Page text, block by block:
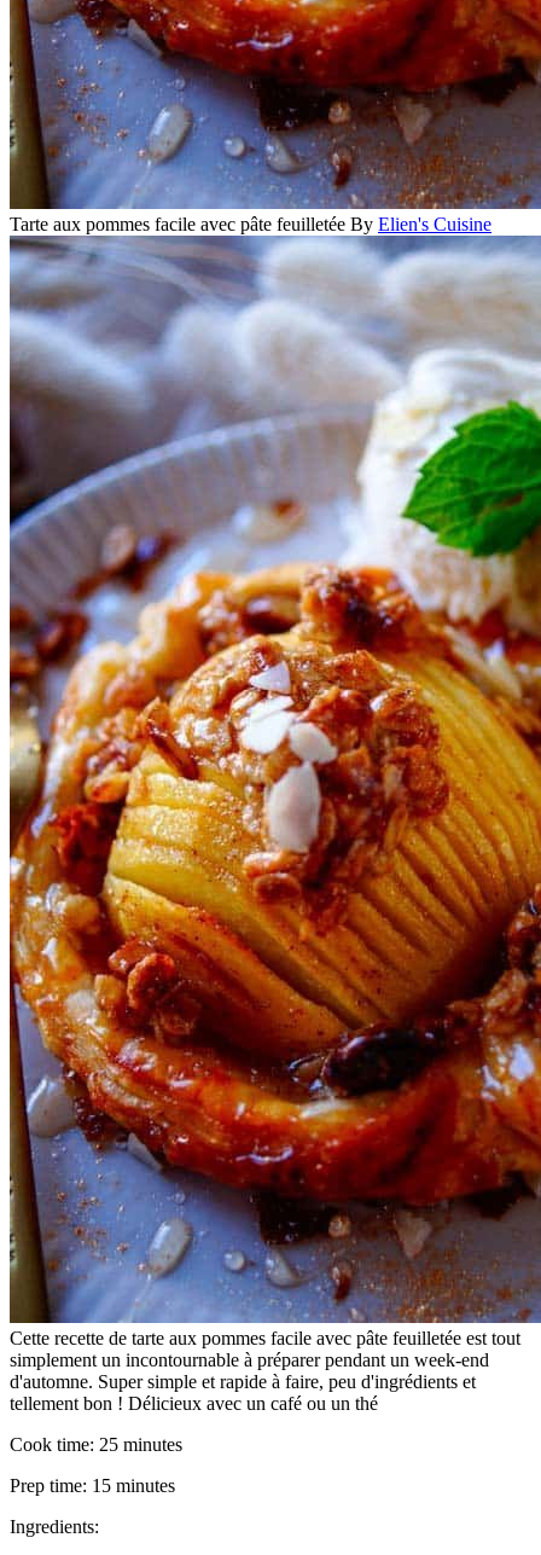
Tarte aux pommes facile avec pâte feuilletée By Elien's Cuisine
Cette recette de tarte aux pommes facile avec pâte feuilletée est tout
simplement un incontournable à préparer pendant un week-end
d'automne. Super simple et rapide à faire, peu d'ingrédients et
tellement bon ! Délicieux avec un café ou un thé
Cook time: 25 minutes
Prep time: 15 minutes
Ingredients: